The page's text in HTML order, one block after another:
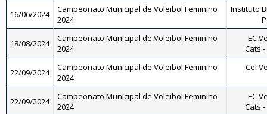
16/06/2024
Campeonato Municipal de Voleibol Feminino
2024
Instituto
18/08/2024
Campeonato Municipal de Voleibol Feminino
2024
EC
Cats
22/09/2024
Campeonato Municipal de Voleibol Feminino
2024
Cel
22/09/2024
Campeonato Municipal de Voleibol Feminino
2024
EC
Cats